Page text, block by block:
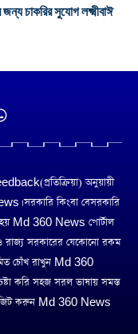
চাকরির সুযোগ লক্ষ্মীবাঈ
অনুয়ায়ী
সরকারি কিংবা বেসরকারি
Md 360 News পোর্টাল
ও রাজ্য সরকারের যেকোনো রকম
চোঁখ রাখুন Md 360
করি সহজ সরল ভাষায় সমস্ত
করুন Md 360 News